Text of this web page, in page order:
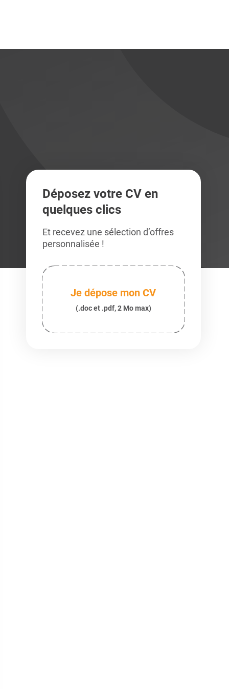
Déposez votre CV en
quelques clics
Et recevez une sélection d’offres
personnalisée !
Je dépose mon CV
(.doc et .pdf, 2 Mo max)